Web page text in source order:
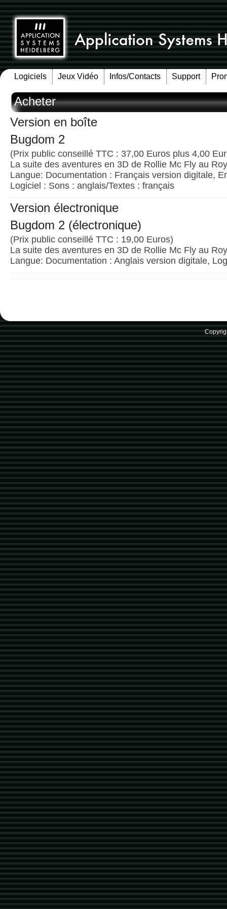
Logiciels Jeux Vidéo Infos/Contacts Support
Acheter
Version en boîte
Bugdom 2
(Prix public conseillé TTC : 37,00 Euros plus 4,00
La suite des aventures en 3D de Rollie Mc Fly au
Langue: Documentation : Français version digitale,
Logiciel : Sons : anglais/Textes : français
Version électronique
Bugdom 2 (électronique)
(Prix public conseillé TTC : 19,00 Euros)
La suite des aventures en 3D de Rollie Mc Fly au
Langue: Documentation : Anglais version digitale,